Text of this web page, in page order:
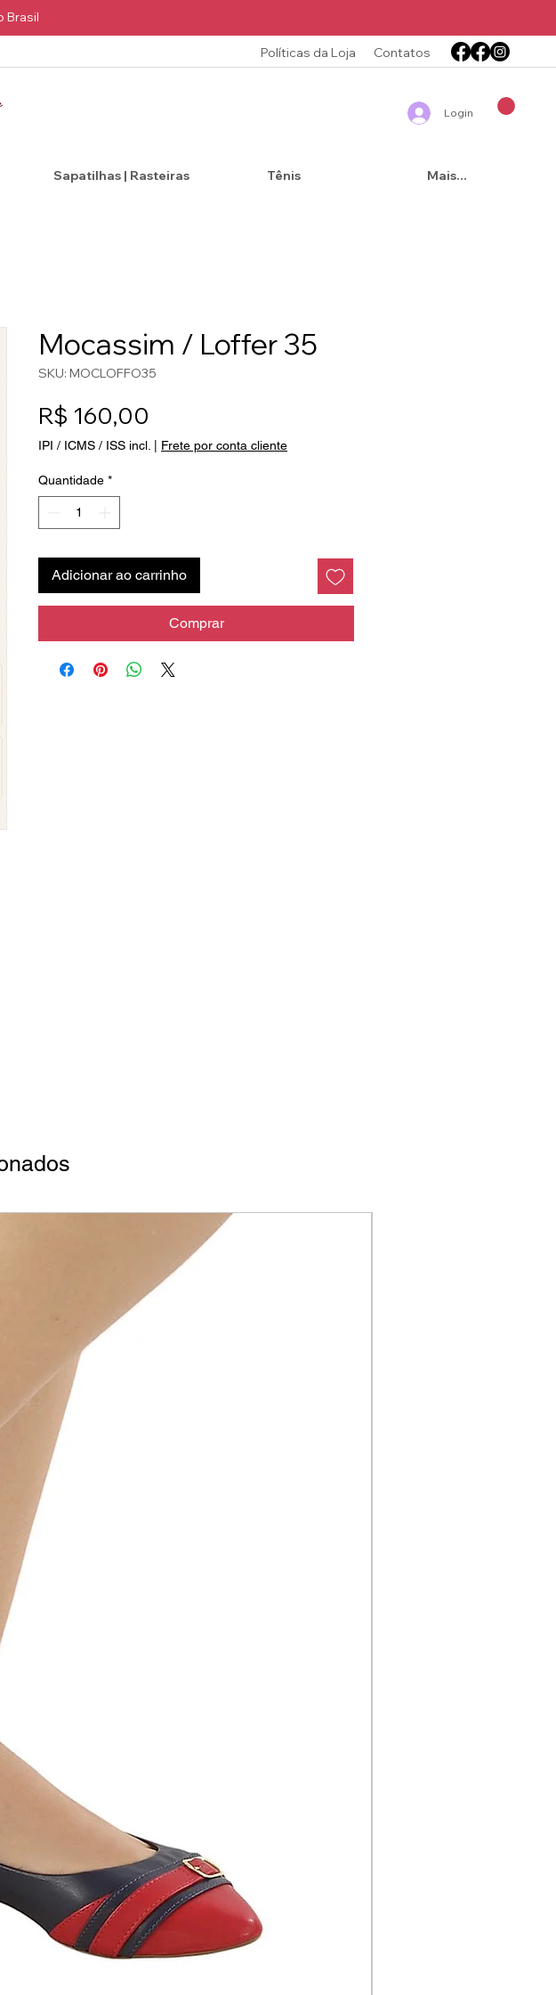
Brasil
Políticas da Loja Contatos
Login
Sapatilhas | Rasteiras Tênis Mais...
Mocassim / Loffer 35
SKU: MOCLOFFO35
R$ 160,00
IPI / ICMS / ISS incl. Frete por conta cliente
Quantidade *
Adicionar ao carrinho
Comprar